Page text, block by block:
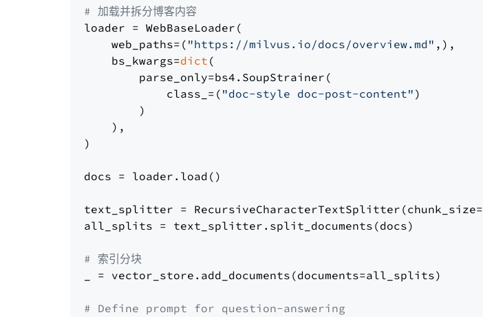
# 加载并拆分博客内容
loader = WebBaseLoader(
    web_paths=(
"https://milvus.io/docs/overview.md" ,),
    bs_kwargs=
dict (
        parse_only=bs4.SoupStrainer(
            class_=(
"doc-style doc-post-content" )
        )
    ),
)
docs = loader.load()
text_splitter = RecursiveCharacterTextSplitter(chunk_size=
all_splits = text_splitter.split_documents(docs)
# 索引分块
_ = vector_store.add_documents(documents=all_splits)
# Define prompt for question-answering